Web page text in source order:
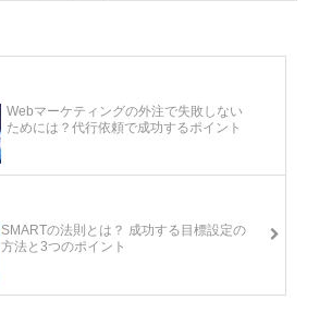
Webマーケティングの外注で失敗しない
ためには？代行依頼で成功するポイント
SMARTの法則とは？ 成功する目標設定の
方法と3つのポイント